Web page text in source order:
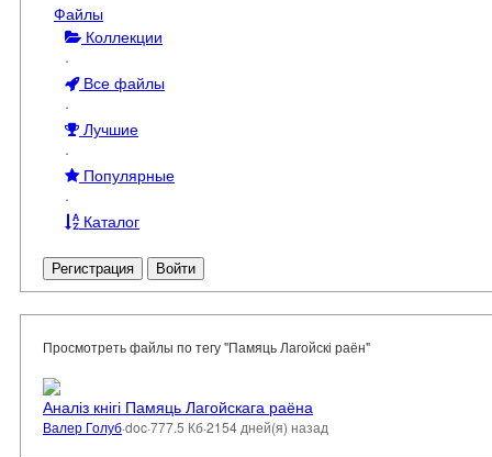
Файлы
Коллекции
·
Все файлы
·
Лучшие
·
Популярные
·
Каталог
Регистрация Войти
Просмотреть файлы по тегу "Памяць Лагойскі раён"
Аналіз кнігі Памяць Лагойскага раёна
Валер Голуб·doc·777.5 Кб·2154 дней(я) назад